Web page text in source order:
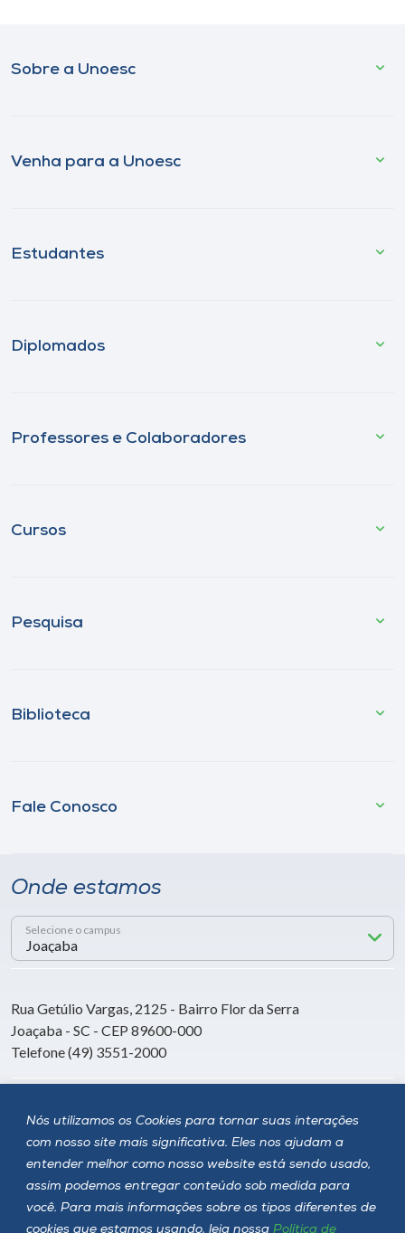
Nós utilizamos os Cookies para tornar suas interações
com nosso site mais significativa. Eles nos ajudam a
entender melhor como nosso website está sendo usado,
assim podemos entregar conteúdo sob medida para
você. Para mais informações sobre os tipos diferentes de
cookies que estamos usando, leia nossa Política de
Sobre a Unoesc
Venha para a Unoesc
Estudantes
Diplomados
Professores e Colaboradores
Cursos
Pesquisa
Biblioteca
Fale Conosco
Onde estamos
Selecione o campus
Rua Getúlio Vargas, 2125 - Bairro Flor da Serra
Joaçaba - SC - CEP 89600-000
Telefone (49) 3551-2000
Siga a Unoesc